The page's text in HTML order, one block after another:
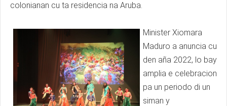
colonianan cu ta residencia na Aruba.
Minister Xiomara
Maduro a anuncia cu
den aña 2022, lo bay
amplia e celebracion
pa un periodo di un
siman y